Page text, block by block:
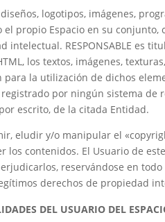
logotipos, imágenes,
el propio Espacio en su
intelectual. RESPONSABLE es
los textos, imágenes,
la utilización de dichos
por ningún sistema de
escrito, de la citada Entidad.
eludir y/o manipular el
contenidos. El Usuario de
reservándose en todo
derechos de propiedad
DEL USUARIO DEL